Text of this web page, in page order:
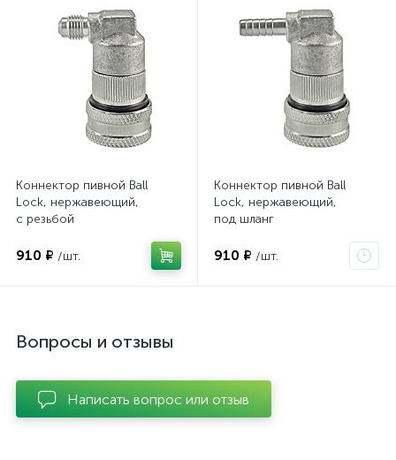
Коннектор пивной Ball
Lock, нержавеющий,
с резьбой
910 ₽ /шт.
Коннектор пивной Ball
Lock, нержавеющий,
под шланг
910 ₽ /шт.
Вопросы и отзывы
Написать вопрос или отзыв